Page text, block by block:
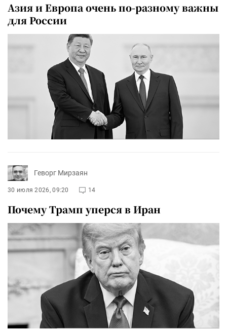
Азия и Европа очень по-разному важны
для России
Геворг Мирзаян
30 июля 2026, 09:20 14
Почему Трамп уперся в Иран